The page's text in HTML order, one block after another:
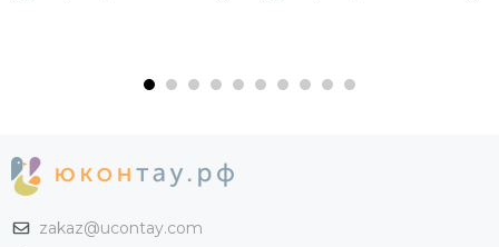
zakaz@ucontay.com